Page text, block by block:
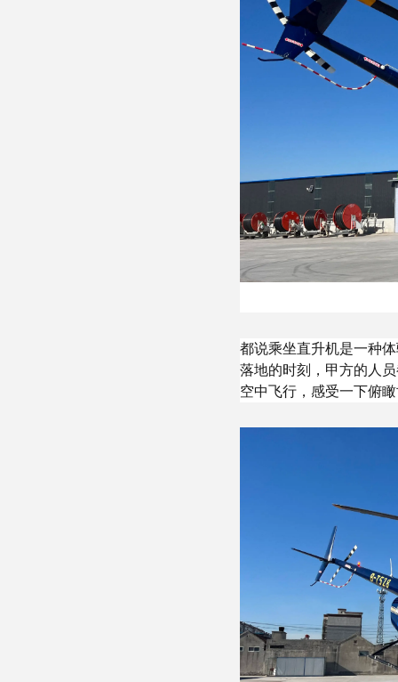
都说乘坐直升机是一种
落地的时刻，甲方的人
空中飞行，感受一下俯